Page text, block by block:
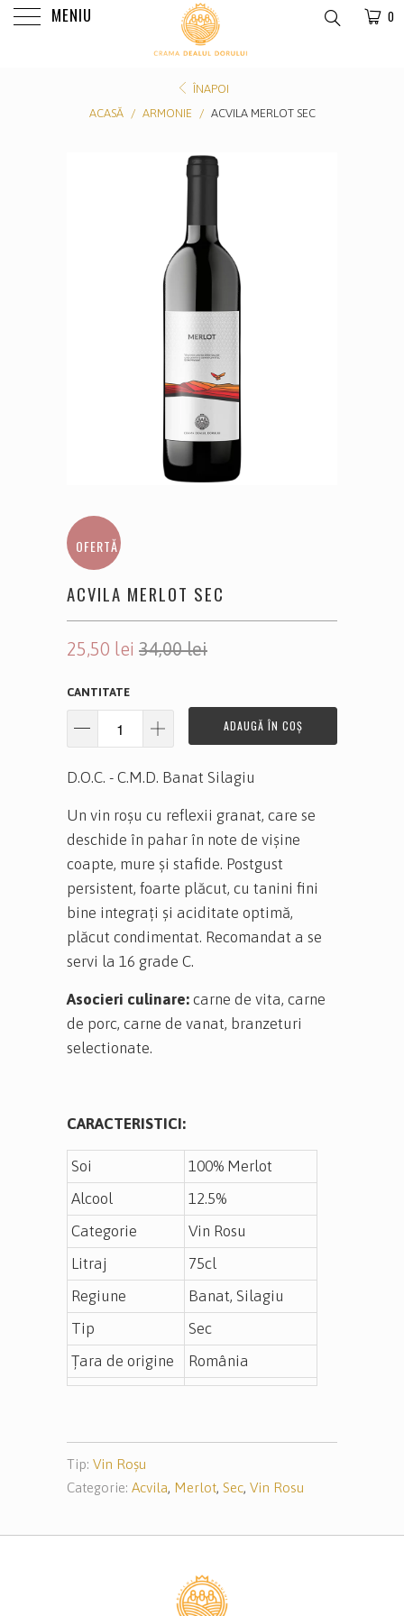
MENIU 0
ÎNAPOI
ACASĂ
/ ARMONIE / ACVILA MERLOT SEC
OFERTĂ
ACVILA MERLOT SEC
25,50 lei 34,00 lei
CANTITATE
ADAUGĂ ÎN COȘ
D.O.C. - C.M.D. Banat Silagiu
Un vin roşu cu reflexii granat, care se
deschide în pahar în note de vişine
coapte, mure şi stafide. Postgust
persistent, foarte plăcut, cu tanini fini
bine integraţi şi aciditate optimă,
plăcut condimentat. Recomandat a se
servi la 16 grade C.
Asocieri culinare: carne de vita, carne
de porc, carne de vanat, branzeturi
selectionate.
CARACTERISTICI:
Soi
100% Merlot
Alcool
12.5%
Categorie
Vin Rosu
Litraj
75cl
Regiune
Banat, Silagiu
Tip
Sec
Țara de origine
România
Tip: Vin Roșu
Categorie: Acvila, Merlot, Sec, Vin Rosu